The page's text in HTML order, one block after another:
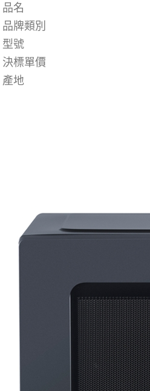
品名
品牌類別
型號
決標單價
產地